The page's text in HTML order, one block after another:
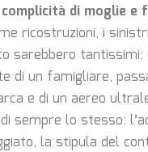
di moglie e
ricostruzioni, i
sarebbero
di un famigliare,
e di un aereo
sempre lo stesso:
la stipula del